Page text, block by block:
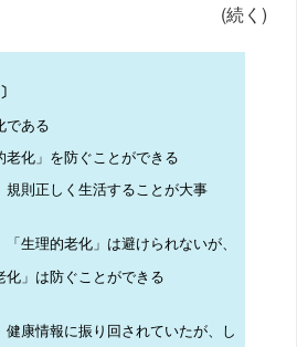
(続く)
である
老化」を防ぐことができる
規則正しく生活することが大事
「生理的老化」は避けられないが、
」は防ぐことができる
健康情報に振り回されていたが、し